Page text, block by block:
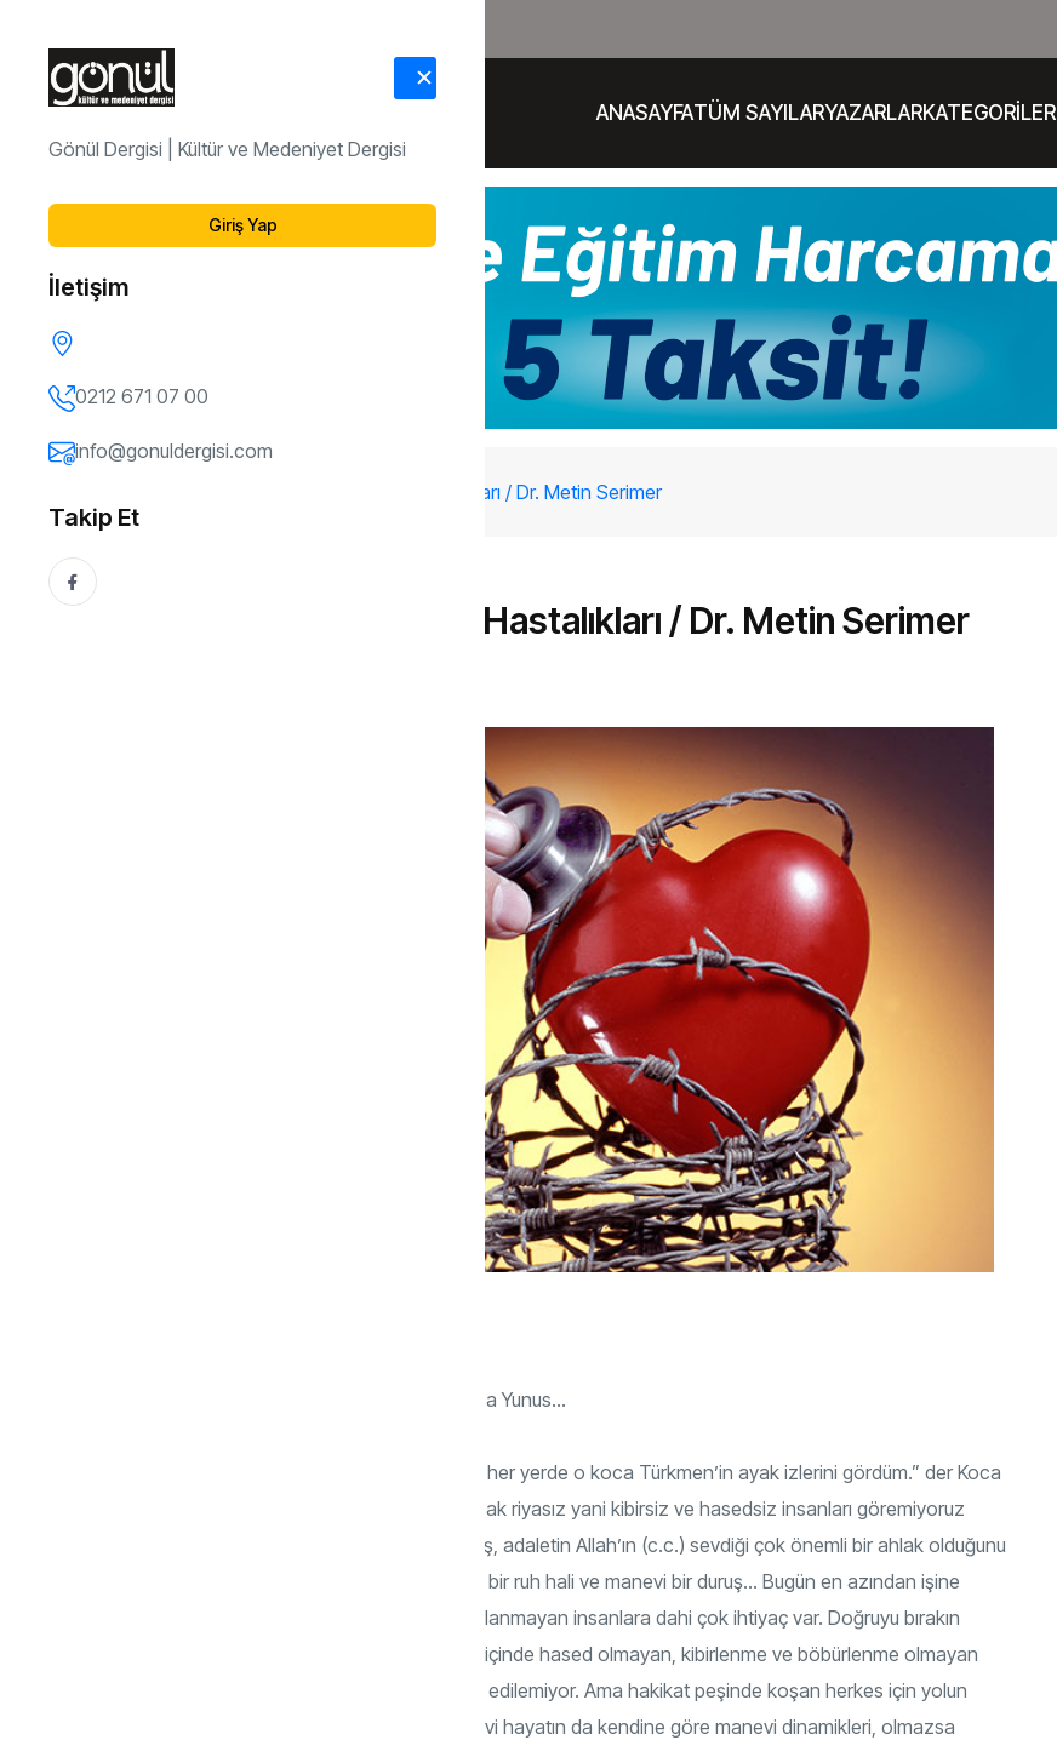
ANASAYFATÜM SAYILARYAZARLARKATEGORİLER
Gönül Dergisi | Kültür ve Medeniyet Dergisi
Giriş Yap
İletişim
0212 671 07 00
info@gonuldergisi.com
Takip Et
Kadim Nefsin Güncel Hastalıkları / Dr. Metin Serimer
Kadim Nefsin Güncel Hastalıkları / Dr. Metin Serimer
Bir ben var içimde benden içeru” der Koca Yunus…
Mevlâna Celaleddin-i Rumi de “Geçtiğim her yerde o koca Türkmen’in ayak izlerini gördüm.” der Koca
Yunus için. Bugün birbirini böyle ağırlayacak riyasız yani kibirsiz ve hasedsiz insanları göremiyoruz
maalesef… Değer-takdir duygusu gelişmiş, adaletin Allah’ın (c.c.) sevdiği çok önemli bir ahlak olduğunu
bilen ve bu konuda alabildiğine titizlenen bir ruh hali ve manevi bir duruş… Bugün en azından işine
gelmese bile doğruyu kabullenmekte zorlanmayan insanlara dahi çok ihtiyaç var. Doğruyu bırakın
görmeyi, hissedince hemen kabul eden, içinde hased olmayan, kibirlenme ve böbürlenme olmayan
insanlar yani. Böyle anlayışlar kolay elde edilemiyor. Ama hakikat peşinde koşan herkes için yolun
kaçınılmaz bir erkânı hükmündeler. Manevi hayatın da kendine göre manevi dinamikleri, olmazsa